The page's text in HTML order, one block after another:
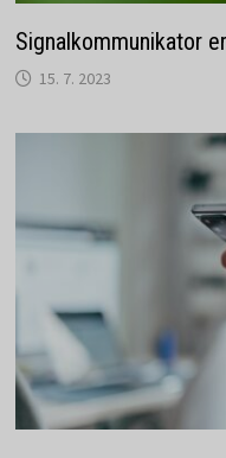
Signalkommunikator
15. 7. 2023